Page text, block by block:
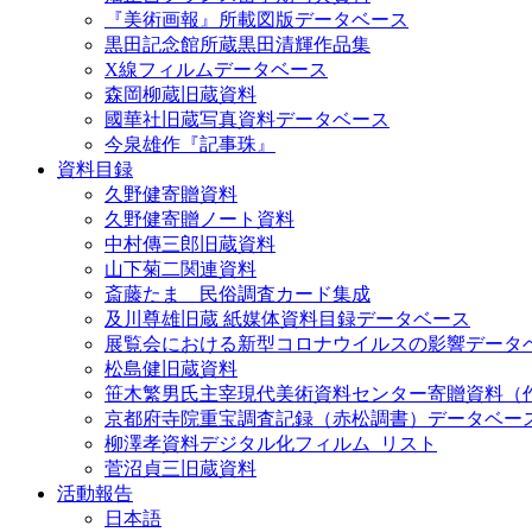
『美術画報』所載図版データベース
黒田記念館所蔵黒田清輝作品集
X線フィルムデータベース
森岡柳蔵旧蔵資料
國華社旧蔵写真資料データベース
今泉雄作『記事珠』
資料目録
久野健寄贈資料
久野健寄贈ノート資料
中村傳三郎旧蔵資料
山下菊二関連資料
斎藤たま 民俗調査カード集成
及川尊雄旧蔵 紙媒体資料目録データベース
展覧会における新型コロナウイルスの影響データ
松島健旧蔵資料
笹木繁男氏主宰現代美術資料センター寄贈資料（
京都府寺院重宝調査記録（赤松調書）データベー
柳澤孝資料デジタル化フィルム_リスト
菅沼貞三旧蔵資料
活動報告
日本語